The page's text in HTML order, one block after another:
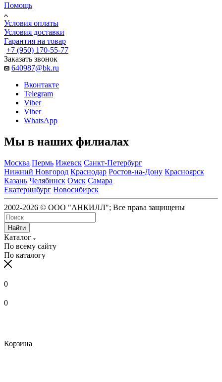
Помощь
Условия оплаты
Условия доставки
Гарантия на товар
+7 (950) 170-55-77
Заказать звонок
640987@bk.ru
Вконтакте
Telegram
Viber
Viber
WhatsApp
Мы в наших филиалах
Москва Пермь Ижевск Санкт-Петербург
Нижний Новгород Краснодар Ростов-на-Дону Красноярск
Казань Челябинск Омск Самара
Екатеринбург Новосибирск
2002-2026 © ООО "АНКИЛЛ"; Все права защищены
Найти
Каталог
По всему сайту
По каталогу
0
0
Корзина